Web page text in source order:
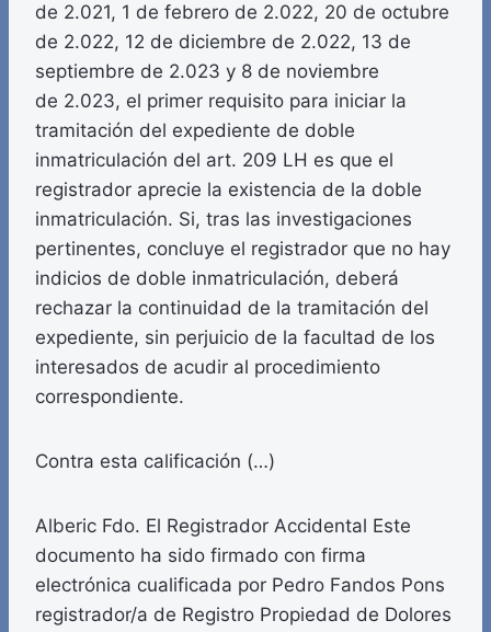
de 2.021, 1 de febrero de 2.022, 20 de octubre
de 2.022, 12 de diciembre de 2.022, 13 de
septiembre de 2.023 y 8 de noviembre
de 2.023, el primer requisito para iniciar la
tramitación del expediente de doble
inmatriculación del art. 209 LH es que el
registrador aprecie la existencia de la doble
inmatriculación. Si, tras las investigaciones
pertinentes, concluye el registrador que no hay
indicios de doble inmatriculación, deberá
rechazar la continuidad de la tramitación del
expediente, sin perjuicio de la facultad de los
interesados de acudir al procedimiento
correspondiente.
Contra esta calificación (…)
Alberic Fdo. El Registrador Accidental Este
documento ha sido firmado con firma
electrónica cualificada por Pedro Fandos Pons
registrador/a de Registro Propiedad de Dolores